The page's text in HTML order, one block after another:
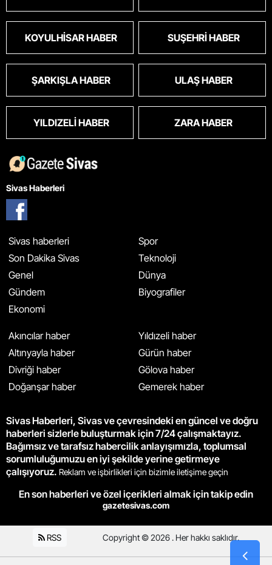
KOYULHISAR HABER SUŞEHRI HABER
ŞARKIŞLA HABER ULAŞ HABER
YILDIZELI HABER ZARA HABER
Sivas Haberleri
Sivas haberleri
Son Dakika Sivas
Genel
Gündem
Ekonomi
Spor
Teknoloji
Dünya
Biyografiler
Akıncılar haber
Altınyayla haber
Divriği haber
Doğanşar haber
Yıldızeli haber
Gürün haber
Gölova haber
Gemerek haber
Sivas Haberleri, Sivas ve çevresindeki en güncel ve doğru
haberleri sizlerle buluşturmak için 7/24 çalışmaktayız.
Bağımsız ve tarafsız habercilik anlayışımızla, toplumsal
sorumluluğumuzu en iyi şekilde yerine getirmeye
çalışıyoruz. Reklam ve işbirlikleri için bizimle iletişime geçin
En son haberleri ve özel içerikleri almak için takip edin
gazetesivas.com
RSS Copyright © 2026 . Her hakkı saklıdır.